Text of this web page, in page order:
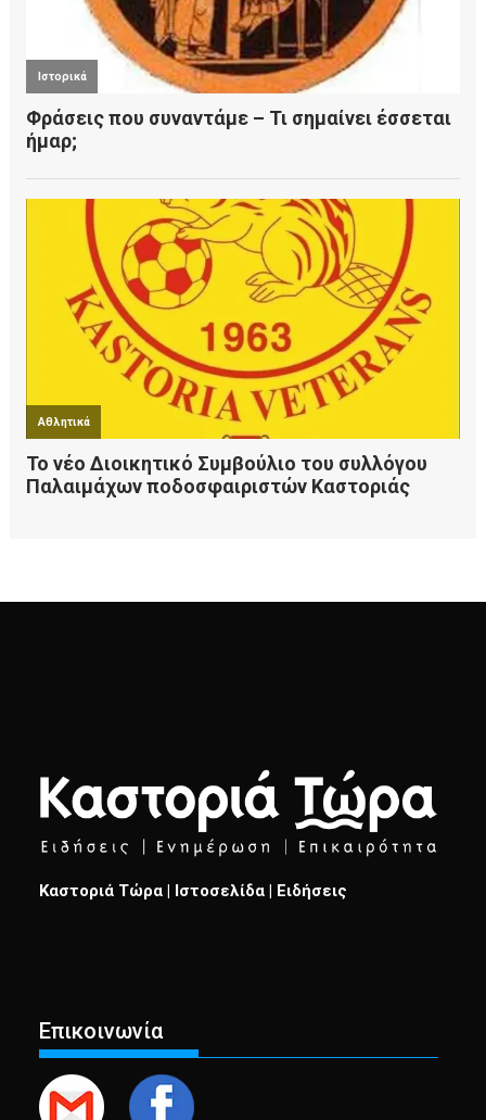
Καστοριά Τώρα | Ιστοσελίδα | Ειδήσεις
Επικοινωνία